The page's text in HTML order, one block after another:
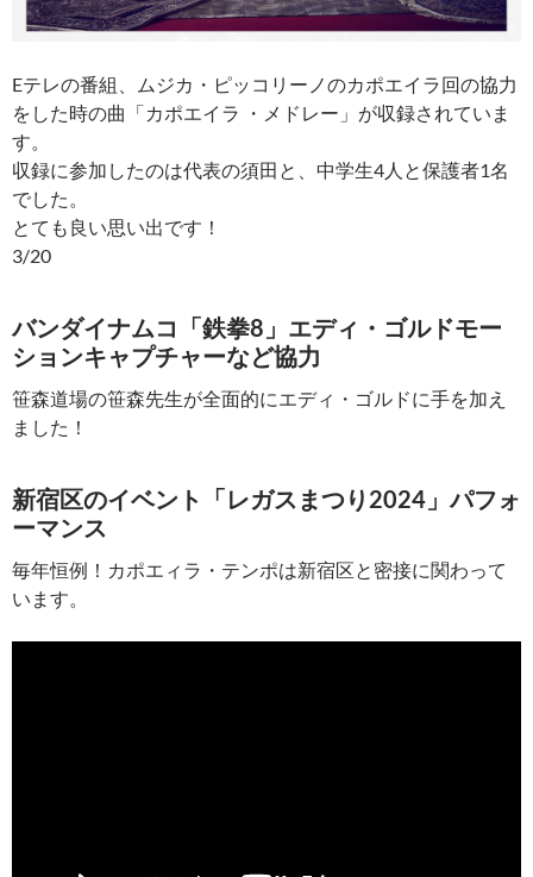
Eテレの番組、ムジカ・ピッコリーノのカポエイラ回の協力
をした時の曲「カポエイラ ・メドレー」が収録されていま
す。
収録に参加したのは代表の須田と、中学生4人と保護者1名
でした。
とても良い思い出です！
3/20
バンダイナムコ「鉄拳8」エディ・ゴルドモー
ションキャプチャーなど協力
笹森道場の笹森先生が全面的にエディ・ゴルドに手を加え
ました！
新宿区のイベント「レガスまつり2024」パフォ
ーマンス
毎年恒例！カポエィラ・テンポは新宿区と密接に関わって
います。